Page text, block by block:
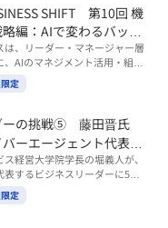
※本コースは、AIの
ント活用を学ぶ「AIビジネスシ
リーズの一環として提供してい
動画は、制作時点の情報に基
たものです（2026年03月制
コースは、あなたが“ありたい
て生き、キャリアをデザイン
ための思考と行動のガイドにな
に
成したものです（2025年11月
律的に仕事を進めてもらうため
すればよいのか。 こうした悩み
るリーダー・マネージャーの方
はないでしょうか。 変化が激
解のない現代においては、指示
どまらず、メンバーの思考を
、自律的な行動を促す「コーチ
ースでは、基礎的なコーチング
を押さえたうえで、実際の職場
がちな事例をもとに、相手の思
を引き出す関わり方を学びま
、代表的なコーチングのフレー
である「GROWモデル」を取り
SHIFT 第10回 機
編：AIで変わるバック
は、リーダー・マネージャー層
、AIのマネジメント活用・組織
的に学ぶ 『AI BUSINESS SHI
ズ（全12回）』の第10回で
フィス」では、人事・総務・労
・情報システムなどのバックオ
域において、定型業務の自動化
といった現場レベルのAI活用だ
、いかにして経営や戦略に貢献
と進化していくのかについて
、学んでいきます。 ■こんな
定
ーの挑戦⑤ 藤田晋氏
バーエージェント代表取
ス経営大学院学長の堀義人が、
表するビジネスリーダーに5つ
能力開発／挑戦／試練／仲間／
かけ、その人生哲学を解き明
定